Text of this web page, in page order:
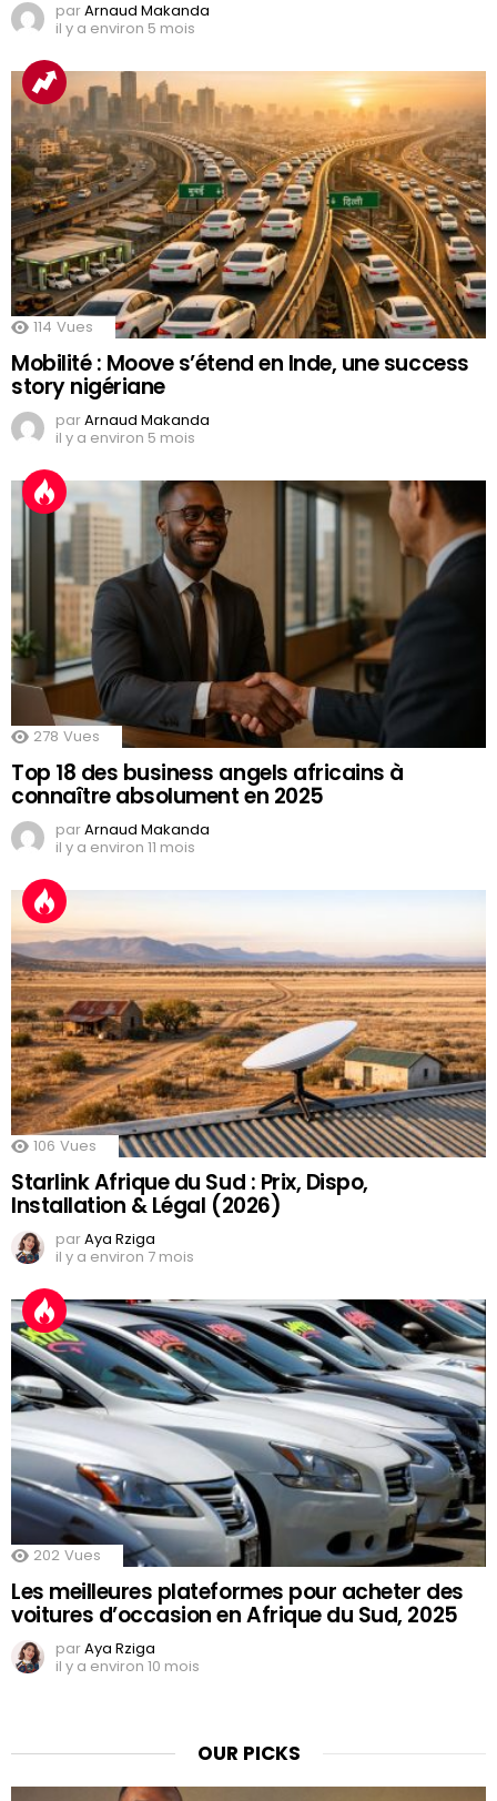
parArnaud Makanda
il y a environ 5 mois
114 Vues
Mobilité : Moove s’étend en Inde, une success
story nigériane
parArnaud Makanda
il y a environ 5 mois
278 Vues
Top 18 des business angels africains à
connaître absolument en 2025
parArnaud Makanda
il y a environ 11 mois
106 Vues
Starlink Afrique du Sud : Prix, Dispo,
Installation & Légal (2026)
parAya Rziga
il y a environ 7 mois
202 Vues
Les meilleures plateformes pour acheter des
voitures d’occasion en Afrique du Sud, 2025
parAya Rziga
il y a environ 10 mois
OUR PICKS